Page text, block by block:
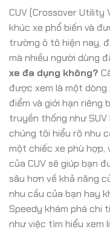
CUV (Crossover
khúc xe phổ biến và
trường ô tô hiện nay,
mà nhiều người dùng
xe đa dụng không?
được xem là một
điểm và giới hạn riêng
truyền thống như SUV
chúng tôi hiểu rõ nhu
một chiếc xe phù hợp,
của CUV sẽ giúp bạn
sâu hơn về khả năng
nhu cầu của bạn hay
Speedy khám phá chi
như việc tìm hiểu xem